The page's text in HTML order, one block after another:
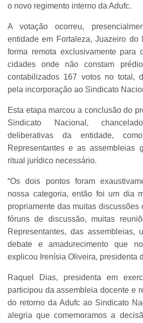
o novo regimento interno da Adufc.
A votação ocorreu,
entidade em Fortaleza, Juazeiro
forma remota exclusivamente para
cidades onde não constam
contabilizados 167 votos no total,
pela incorporação ao Sindicato
Esta etapa marcou a conclusão do
Sindicato Nacional,
deliberativas da entidade,
Representantes e as assembleias
ritual jurídico necessário.
“Os dois pontos foram
nossa categoria, então foi um dia
propriamente das muitas discussões
fóruns de discussão, muitas
Representantes, das assembleias,
debate e amadurecimento que
explicou Irenísia Oliveira, presidenta
Raquel Dias, presidenta em
participou da assembleia docente e
do retorno da Adufc ao Sindicato
alegria que comemoramos a